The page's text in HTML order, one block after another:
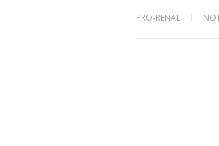
PRO-RENAL